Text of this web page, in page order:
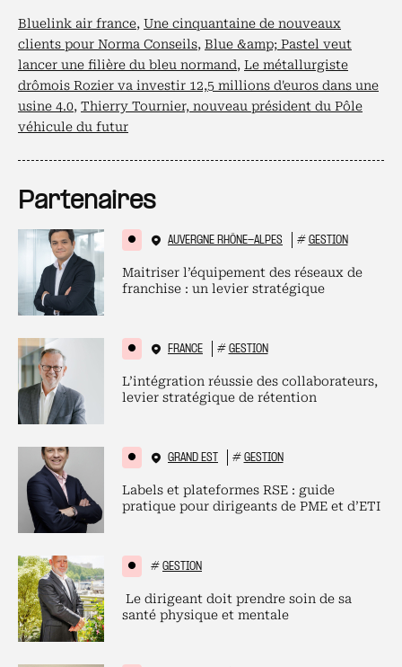
Bluelink air france, Une cinquantaine de nouveaux
clients pour Norma Conseils, Blue &amp; Pastel veut
lancer une filière du bleu normand, Le métallurgiste
drômois Rozier va investir 12,5 millions d'euros dans une
usine 4.0, Thierry Tournier, nouveau président du Pôle
véhicule du futur
Partenaires
AUVERGNE RHÔNE-ALPES # GESTION
Maitriser l’équipement des réseaux de
franchise : un levier stratégique
FRANCE # GESTION
L’intégration réussie des collaborateurs,
levier stratégique de rétention
GRAND EST # GESTION
Labels et plateformes RSE : guide
pratique pour dirigeants de PME et d’ETI
# GESTION
Le dirigeant doit prendre soin de sa
santé physique et mentale